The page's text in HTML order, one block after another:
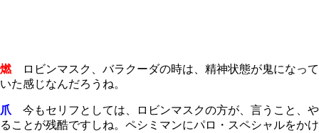
燃ロビンマスク、バラクーダの時は、精神状態が鬼になって
いた感じなんだろうね。
爪 今もセリフとしては、ロビンマスクの方が、言うこと、や
ることが残酷ですしね。ペシミマンにパロ・スペシャルをかけ